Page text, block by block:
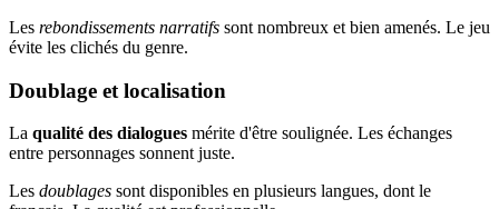
Les rebondissements narratifs sont nombreux et bien amenés. Le jeu
évite les clichés du genre.
Doublage et localisation
La qualité des dialogues mérite d'être soulignée. Les échanges
entre personnages sonnent juste.
Les doublages sont disponibles en plusieurs langues, dont le